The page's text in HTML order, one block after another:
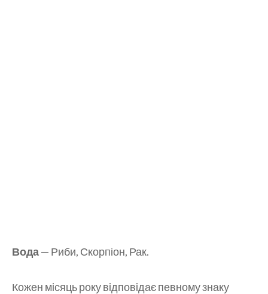
Вода— Риби, Скорпіон, Рак.
Кожен місяць року відповідає певному знаку